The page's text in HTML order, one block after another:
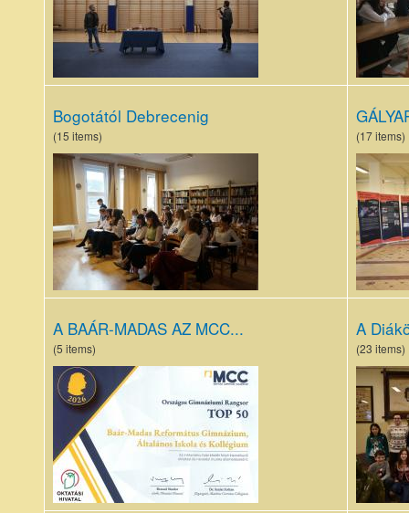
Bogotától Debrecenig
(15 items)
Áprily
szavalóverseny
(18).JPG
(17 items)
(2).jpg
A BAÁR-MADAS AZ MCC...
(5 items)
OHMCC
OKLevél2026_r1.jpg
A
(23 items)
pulcsis
tanár-